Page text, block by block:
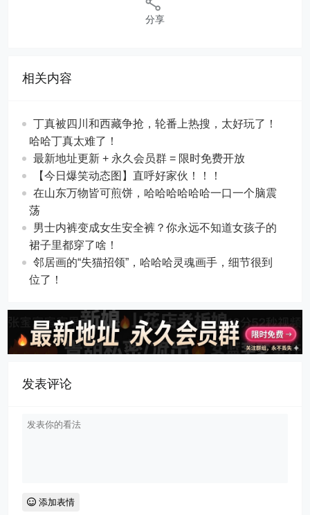
分享
相关内容
丁真被四川和西藏争抢，轮番上热搜，太好玩了！
哈哈丁真太难了！
最新地址更新 + 永久会员群 = 限时免费开放
【今日爆笑动态图​】直呼好家伙！！！
在山东万物皆可煎饼，哈哈哈哈哈哈一口一个脑震
荡
男士内裤变成女生安全裤？你永远不知道女孩子的
裙子里都穿了啥！
邻居画的“失猫招领”，哈哈哈灵魂画手，细节很到
位了！
发表评论
添加表情